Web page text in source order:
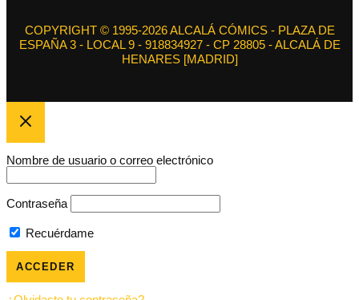
COPYRIGHT © 1995-2026 ALCALÁ CÓMICS - PLAZA DE
ESPAÑA 3 - LOCAL 9 - 918834927 - CP 28805 - ALCALÁ DE
HENARES [MADRID]
Nombre de usuario o correo electrónico
Contraseña
Recuérdame